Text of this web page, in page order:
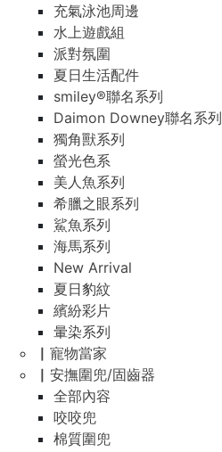
充氣泳池周邊
水上遊戲組
派對氛圍
夏日生活配件
smiley®聯名系列
Daimon Downey聯名系列
獨角獸系列
螢光色系
美人魚系列
希臘之眼系列
鯊魚系列
海馬系列
New Arrival
夏日豹紋
繽紛彩片
暈染系列
▏寵物當家
▏安撫圍兜/固齒器
全部內容
咬咬兜
棉質圍兜